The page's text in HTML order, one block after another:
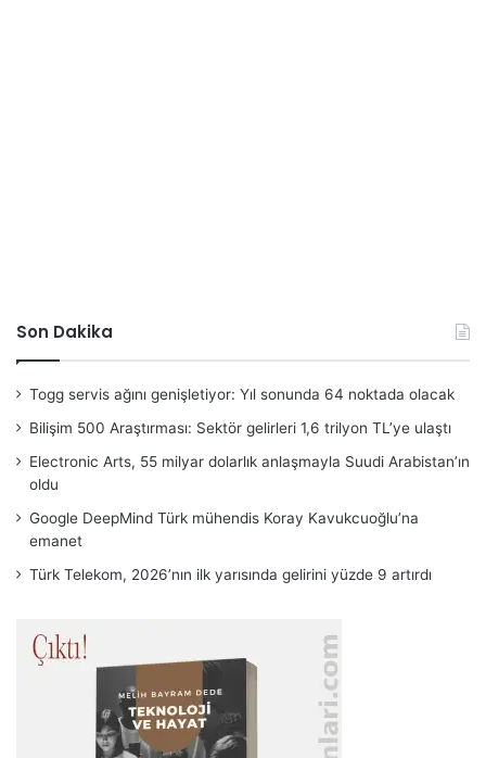
Son Dakika
Togg servis ağını genişletiyor: Yıl sonunda 64 noktada olacak
Bilişim 500 Araştırması: Sektör gelirleri 1,6 trilyon TL’ye ulaştı
Electronic Arts, 55 milyar dolarlık anlaşmayla Suudi Arabistan’ın
oldu
Google DeepMind Türk mühendis Koray Kavukcuoğlu’na
emanet
Türk Telekom, 2026’nın ilk yarısında gelirini yüzde 9 artırdı